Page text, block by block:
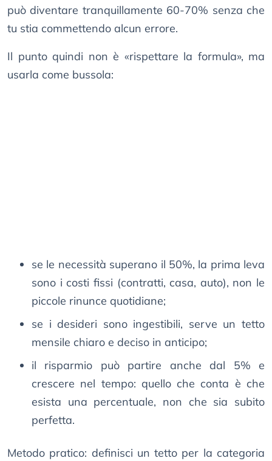
può diventare tranquillamente 60-70% senza che
tu stia commettendo alcun errore.
Il punto quindi non è «rispettare la formula», ma
usarla come bussola:
se le necessità superano il 50%, la prima leva
sono i costi fissi (contratti, casa, auto), non le
piccole rinunce quotidiane;
se i desideri sono ingestibili, serve un tetto
mensile chiaro e deciso in anticipo;
il risparmio può partire anche dal 5% e
crescere nel tempo: quello che conta è che
esista una percentuale, non che sia subito
perfetta.
Metodo pratico: definisci un tetto per la categoria